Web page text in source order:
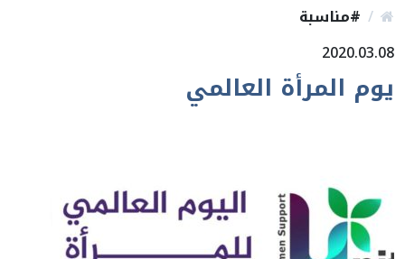
#مناسبة
2020.03.08
يوم المرأة العالمي